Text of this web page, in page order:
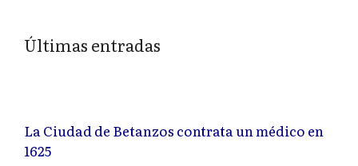
Últimas entradas
La Ciudad de Betanzos contrata un médico en
1625